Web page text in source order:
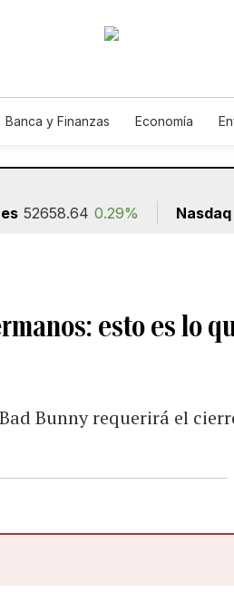
Banca y Finanzas Economía
52658.64 0.29% Nasdaq
esto es lo
Bunny requerirá el